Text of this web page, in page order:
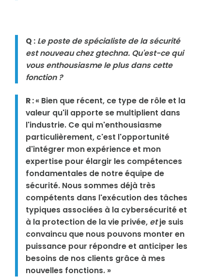
Q : Le poste de spécialiste de la sécurité
est nouveau chez gtechna. Qu'est-ce qui
vous enthousiasme le plus dans cette
fonction ?
R :« Bien que récent, ce type de rôle et la
valeur qu'il apporte se multiplient dans
l'industrie. Ce qui m'enthousiasme
particulièrement, c'est l'opportunité
d'intégrer mon expérience et mon
expertise pour élargir les compétences
fondamentales de notre équipe de
sécurité. Nous sommes déjà très
compétents dans l'exécution des tâches
typiques associées à la cybersécurité et
à la protection de la vie privée, etje suis
convaincu que nous pouvons monter en
puissance pour répondre et anticiper les
besoins de nos clients grâce à mes
nouvelles fonctions. »